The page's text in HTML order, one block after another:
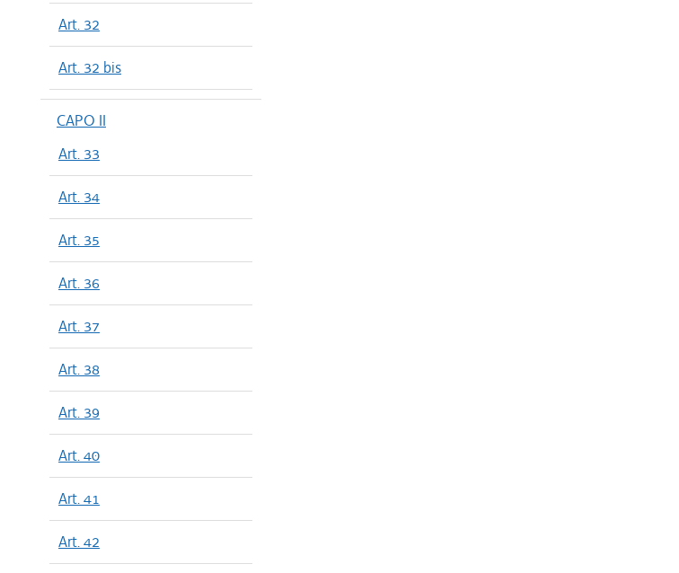
Art. 32
Art. 32 bis
CAPO II
Art. 33
Art. 34
Art. 35
Art. 36
Art. 37
Art. 38
Art. 39
Art. 40
Art. 41
Art. 42